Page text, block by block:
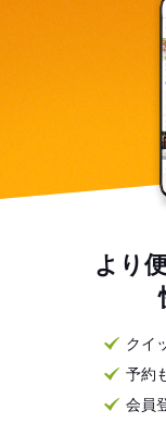
より
クイ
予約
会員